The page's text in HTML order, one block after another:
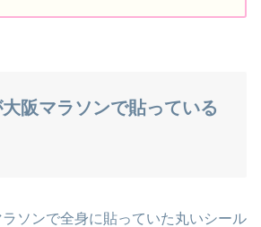
阪マラソンで貼っている
ソンで全身に貼っていた丸いシール